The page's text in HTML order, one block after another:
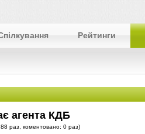
Рейтинги
агента КДБ
раз, коментовано: 0 раз)